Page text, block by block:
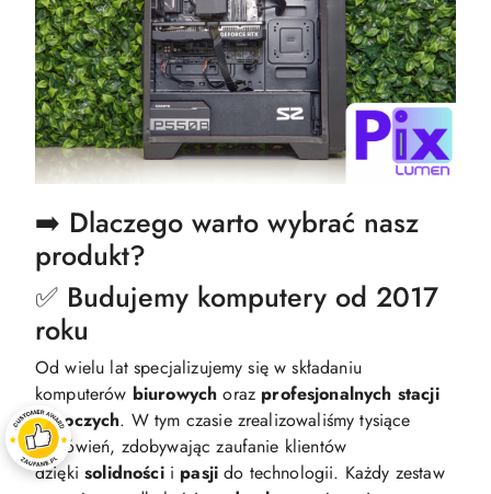
➡️ Dlaczego warto wybrać nasz
produkt?
✅ Budujemy komputery od 2017
roku
Od wielu lat specjalizujemy się w składaniu
komputerów biurowych oraz profesjonalnych stacji
roboczych. W tym czasie zrealizowaliśmy tysiące
zamówień, zdobywając zaufanie klientów
dziękisolidnościi pasji do technologii. Każdy zestaw